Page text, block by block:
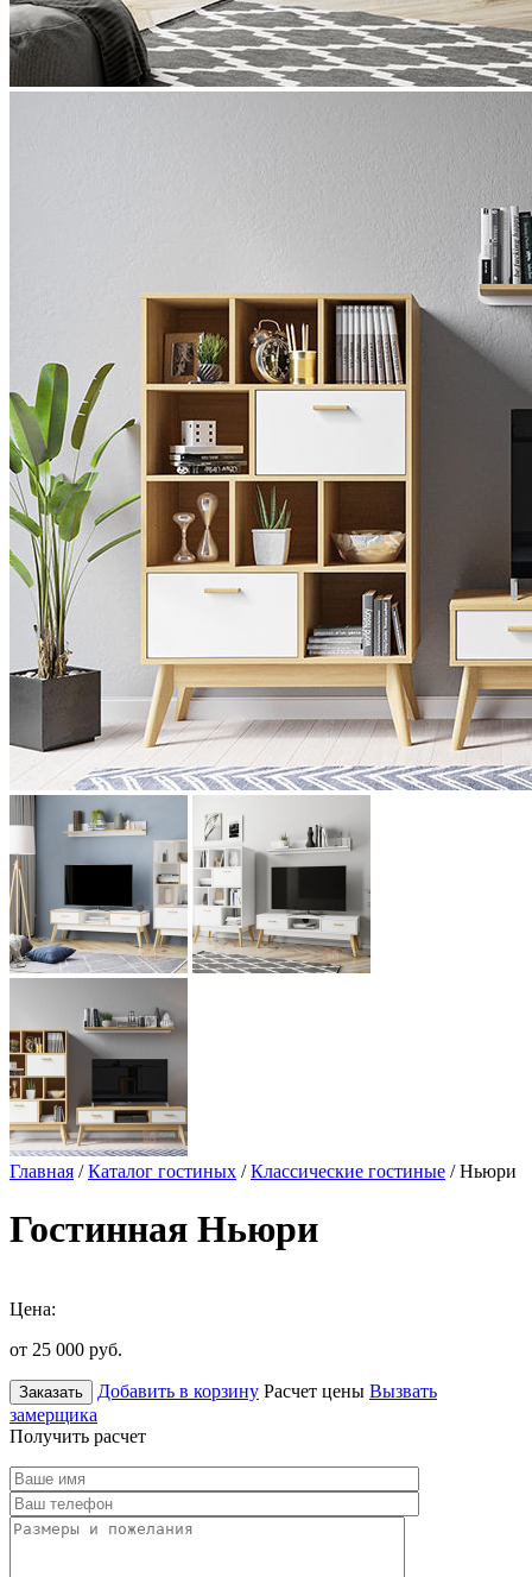
Главная /Каталог гостиных /Классические гостиные / Ньюри
Гостинная Ньюри
Цена:
от 25 000 руб.
Заказать Добавить в корзину Расчет цены Вызвать
замерщика
Получить расчет